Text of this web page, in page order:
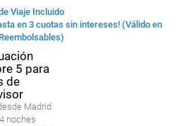
Viaje Incluido
en 3 cuotas sin intereses! (Válido en
Madrid
noches